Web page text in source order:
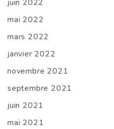
juin 2022
mai 2022
mars 2022
janvier 2022
novembre 2021
septembre 2021
juin 2021
mai 2021